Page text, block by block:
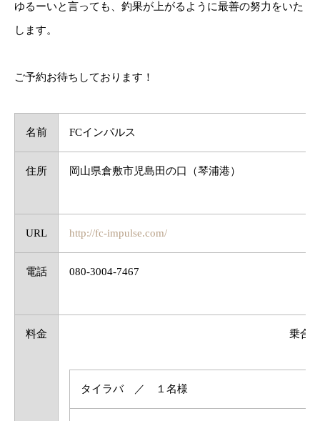
ゆるーいと言っても、釣果が上がるように最善の努力をいた
します。
ご予約お待ちしております！
名前 FCインパルス
住所 岡山県倉敷市児島田の口（琴浦港）
URL http://fc-impulse.com/
電話 080-3004-7467
料金 乗合
タイラバ ／ １名様